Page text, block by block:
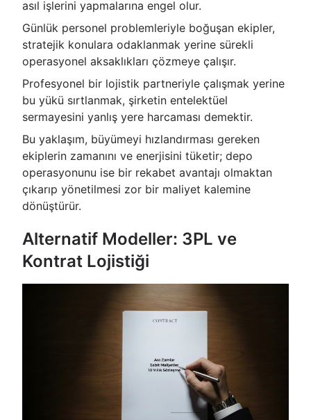
asıl işlerini yapmalarına engel olur.
Günlük personel problemleriyle boğuşan ekipler,
stratejik konulara odaklanmak yerine sürekli
operasyonel aksaklıkları çözmeye çalışır.
Profesyonel bir lojistik partneriyle çalışmak yerine
bu yükü sırtlanmak, şirketin entelektüel
sermayesini yanlış yere harcaması demektir.
Bu yaklaşım, büyümeyi hızlandırması gereken
ekiplerin zamanını ve enerjisini tüketir; depo
operasyonunu ise bir rekabet avantajı olmaktan
çıkarıp yönetilmesi zor bir maliyet kalemine
dönüştürür.
Alternatif Modeller: 3PL ve
Kontrat Lojistiği